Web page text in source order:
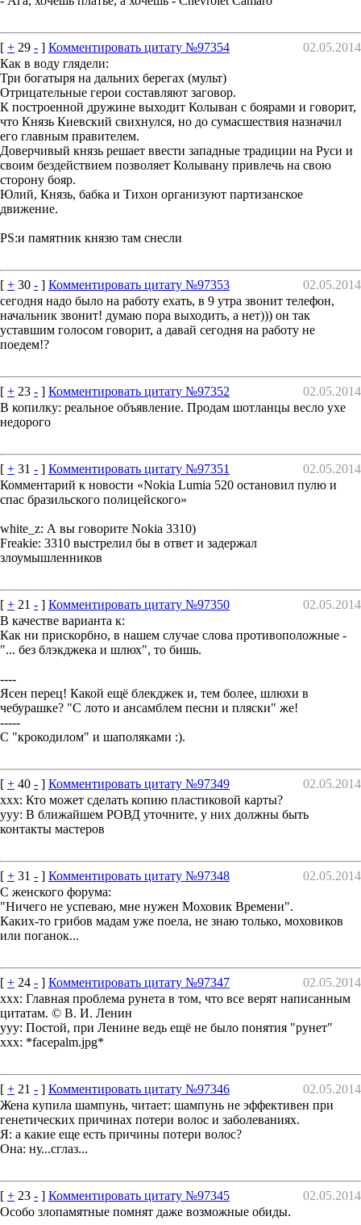
[ + 29 - ] Комментировать цитату №97354
02.05.2014
Как в воду глядели:
Три богатыря на дальних берегах (мульт)
Отрицательные герои составляют заговор.
К построенной дружине выходит Колыван с боярами и говорит,
что Князь Киевский свихнулся, но до сумасшествия назначил
его главным правителем.
Доверчивый князь решает ввести западные традиции на Руси и
своим бездействием позволяет Колывану привлечь на свою
сторону бояр.
Юлий, Князь, бабка и Тихон организуют партизанское
движение.
PS:и памятник князю там снесли
[ + 30 - ] Комментировать цитату №97353
02.05.2014
сегодня надо было на работу ехать, в 9 утра звонит телефон,
начальник звонит! думаю пора выходить, а нет))) он так
уставшим голосом говорит, а давай сегодня на работу не
поедем!?
[ + 23 - ] Комментировать цитату №97352
02.05.2014
В копилку: реальное объявление. Продам шотланцы весло ухе
недорого
[ + 31 - ] Комментировать цитату №97351
02.05.2014
Комментарий к новости «Nokia Lumia 520 остановил пулю и
спас бразильского полицейского»
white_z: А вы говорите Nokia 3310)
Freakie: 3310 выстрелил бы в ответ и задержал
злоумышленников
[ + 21 - ] Комментировать цитату №97350
02.05.2014
В качестве варианта к:
Как ни прискорбно, в нашем случае слова противоположные -
"... без блэкджека и шлюх", то бишь.
----
Ясен перец! Какой ещё блекджек и, тем более, шлюхи в
чебурашке? "С лото и ансамблем песни и пляски" же!
-----
С "крокодилом" и шаполяками :).
[ + 40 - ] Комментировать цитату №97349
02.05.2014
xxx: Кто может сделать копию пластиковой карты?
yyy: В ближайшем РОВД уточните, у них должны быть
контакты мастеров
[ + 31 - ] Комментировать цитату №97348
02.05.2014
С женского форума:
"Ничего не успеваю, мне нужен Моховик Времени".
Каких-то грибов мадам уже поела, не знаю только, моховиков
или поганок...
[ + 24 - ] Комментировать цитату №97347
02.05.2014
xxx: Главная проблема рунета в том, что все верят написанным
цитатам. © В. И. Ленин
yyy: Постой, при Ленине ведь ещё не было понятия "рунет"
xxx: *facepalm.jpg*
[ + 21 - ] Комментировать цитату №97346
02.05.2014
Жена купила шампунь, читает: шампунь не эффективен при
генетических причинах потери волос и заболеваниях.
Я: а какие еще есть причины потери волос?
Она: ну...сглаз...
[ + 23 - ] Комментировать цитату №97345
02.05.2014
Особо злопамятные помнят даже возможные обиды.